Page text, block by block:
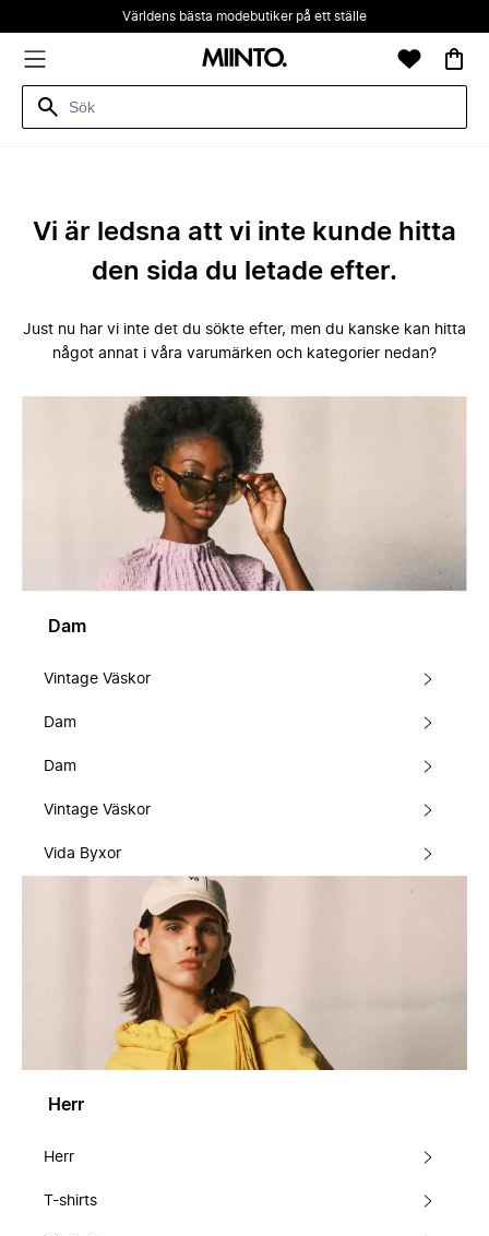
Världens bästa modebutiker på ett ställe
Vi är ledsna att vi inte kunde hitta
den sida du letade efter.
Just nu har vi inte det du sökte efter, men du kanske kan hitta
något annat i våra varumärken och kategorier nedan?
Dam
Vintage Väskor
Dam
Dam
Vintage Väskor
Vida Byxor
Herr
Herr
T-shirts